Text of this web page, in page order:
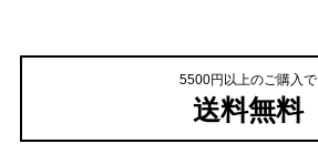
5500円以上のご購入で
送料無料